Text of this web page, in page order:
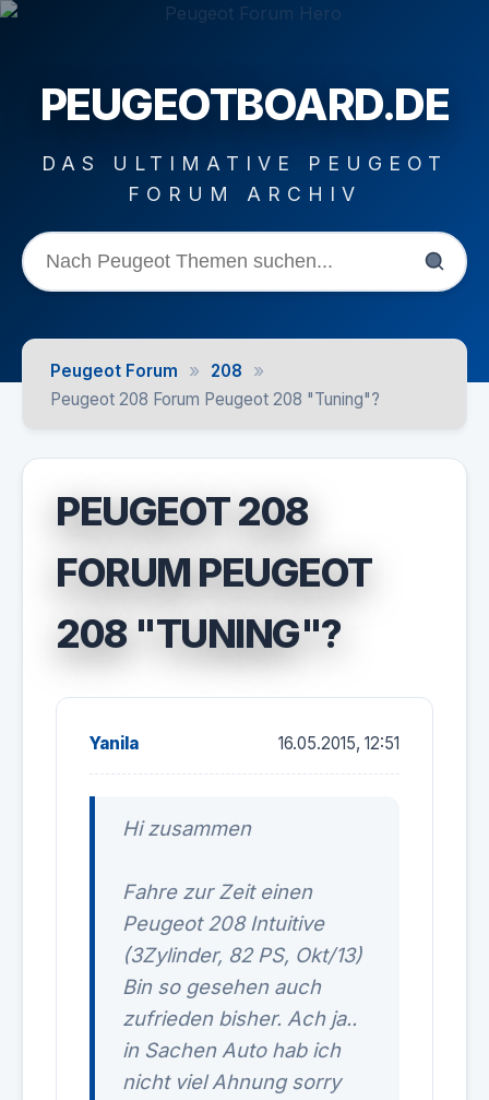
PEUGEOTBOARD.DE
DAS ULTIMATIVE PEUGEOT
FORUM ARCHIV
Peugeot Forum » 208 »
Peugeot 208 Forum Peugeot 208 "Tuning"?
PEUGEOT 208
FORUM PEUGEOT
208 "TUNING"?
Yanila 16.05.2015, 12:51
Hi zusammen
Fahre zur Zeit einen
Peugeot 208 Intuitive
(3Zylinder, 82 PS, Okt/13)
Bin so gesehen auch
zufrieden bisher. Ach ja..
in Sachen Auto hab ich
nicht viel Ahnung sorry